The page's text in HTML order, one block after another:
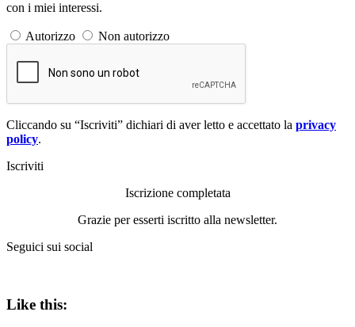
con i miei interessi.
Autorizzo Non autorizzo
Cliccando su “Iscriviti” dichiari di aver letto e accettato la privacy
policy.
Iscriviti
Iscrizione completata
Grazie per esserti iscritto alla newsletter.
Seguici sui social
Like this: